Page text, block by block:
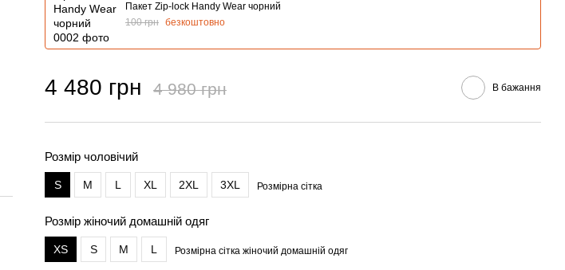
Пакет Zip-lock Handy Wear чорний
100 грн безкоштовно
4 480 грн 4 980 грн В бажання
Розмір чоловічий
S M L XL 2XL 3XL Розмірна сітка
Розмір жіночий домашній одяг
XS S M L Розмірна сітка жіночий домашній одяг